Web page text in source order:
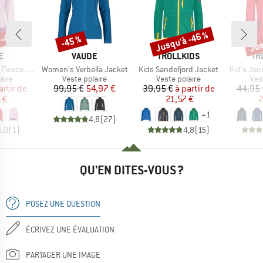
Jacket II
réduit
de
(1)
%
MARQUE
VAUDE
Article
Women's Verbella Jacket
Product group
Veste polaire
Prix
99,95 €Prix réduit
54,97 €
4,8(27)
Remise
-45 %
MARQUE
TROLLKIDS
Article
Kids Sandefjord Jacket
Product group
Veste polaire
Prix
39,95 € Prix réduit
à partir de
21,57 €
+1
4,8(15)
Remise
Jusqu'à -46 %
Article
Kid's
44,95
QU'EN DITES-VOUS ?
POSEZ UNE QUESTION
ÉCRIVEZ UNE ÉVALUATION
PARTAGER UNE IMAGE